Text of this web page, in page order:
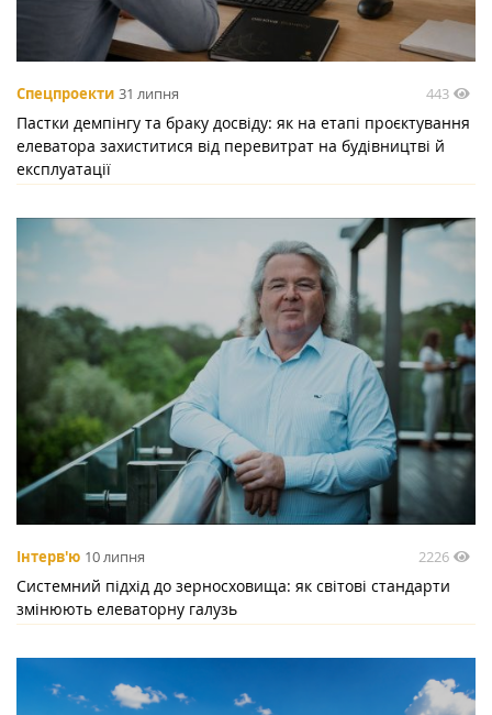
Спецпроекти 31 липня 443
Пастки демпінгу та браку досвіду: як на етапі проєктування
елеватора захиститися від перевитрат на будівництві й
експлуатації
Інтерв'ю 10 липня 2226
Системний підхід до зерносховища: як світові стандарти
змінюють елеваторну галузь